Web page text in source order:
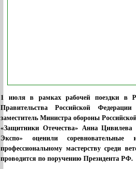
1 июля в рамках рабочей поездки в
Правительства Российской
заместитель Министра обороны
«Защитники Отечества» Анна
Экспо» оценили
профессиональному мастерству среди
проводится по поручению Президента РФ.